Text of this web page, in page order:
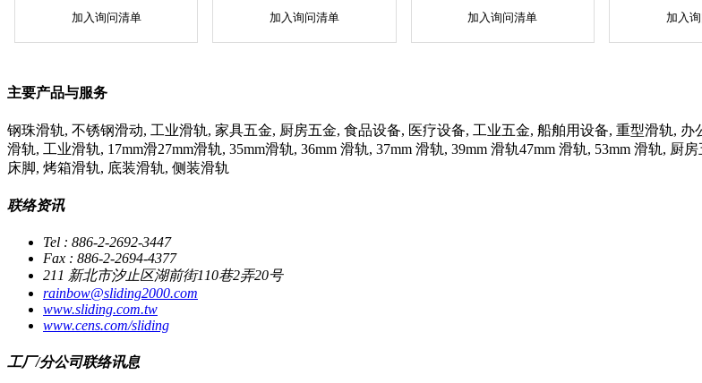
加入询问清单 加入询问清单 加入询问清单 加入
主要产品与服务
钢珠滑轨, 不锈钢滑动, 工业滑轨, 家具五金, 厨房五金, 食品设备, 医疗设备, 工业五金, 船舶用设备, 重型滑轨,
滑轨, 工业滑轨, 17mm滑27mm滑轨, 35mm滑轨, 36mm 滑轨, 37mm 滑轨, 39mm 滑轨47mm 滑轨, 53mm 滑轨,
床脚, 烤箱滑轨, 底装滑轨, 侧装滑轨
联络资讯
Tel : 886-2-2692-3447
Fax : 886-2-2694-4377
211 新北市汐止区湖前街110巷2弄20号
rainbow@sliding2000.com
www.sliding.com.tw
www.cens.com/sliding
工厂/分公司联络讯息